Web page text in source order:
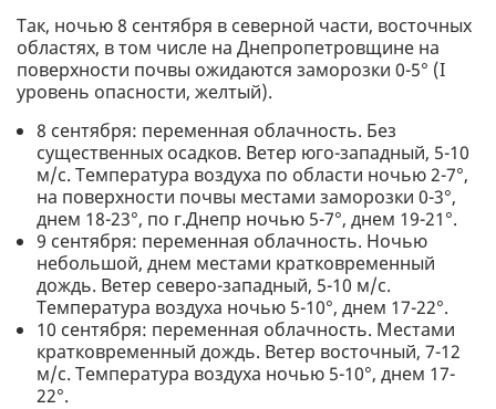
Так, ночью 8 сентября в северной части, восточных
областях, в том числе на Днепропетровщине на
поверхности почвы ожидаются заморозки 0-5° (I
уровень опасности, желтый).
8 сентября: переменная облачность. Без
существенных осадков. Ветер юго-западный, 5-10
м/с. Температура воздуха по области ночью 2-7°,
на поверхности почвы местами заморозки 0-3°,
днем 18-23°, по г.Днепр ночью 5-7°, днем 19-21°.
9 сентября: переменная облачность. Ночью
небольшой, днем местами кратковременный
дождь. Ветер северо-западный, 5-10 м/с.
Температура воздуха ночью 5-10°, днем 17-22°.
10 сентября: переменная облачность. Местами
кратковременный дождь. Ветер восточный, 7-12
м/с. Температура воздуха ночью 5-10°, днем 17-
22°.